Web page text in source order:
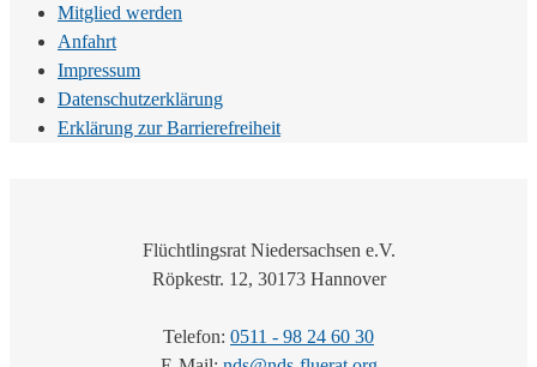
Mitglied werden
Anfahrt
Impressum
Datenschutzerklärung
Erklärung zur Barrierefreiheit
Flüchtlingsrat Niedersachsen e.V.
Röpkestr. 12, 30173 Hannover
Telefon: 0511 - 98 24 60 30